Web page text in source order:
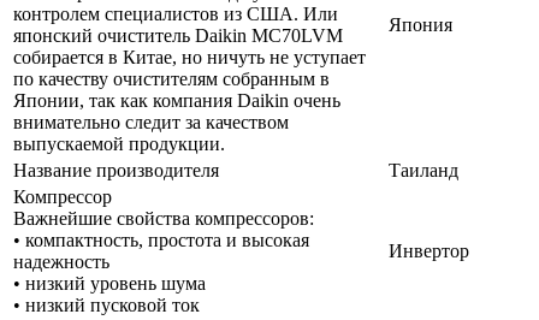
контролем специалистов из США. Или
японский очиститель Daikin MC70LVM
собирается в Китае, но ничуть не уступает
по качеству очистителям собранным в
Японии, так как компания Daikin очень
внимательно следит за качеством
выпускаемой продукции.
Япония
Название производителя
Таиланд
Компрессор
Важнейшие свойства компрессоров:
• компактность, простота и высокая
надежность
• низкий уровень шума
• низкий пусковой ток
Инвертор